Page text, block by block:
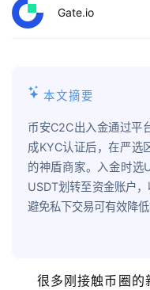
Gate.io
本文摘要
币安C2C出入金通过平
成KYC认证后，在严选
的神盾商家。入金时选
USDT划转至资金账户，
避免私下交易可有效降低
很多刚接触币圈的